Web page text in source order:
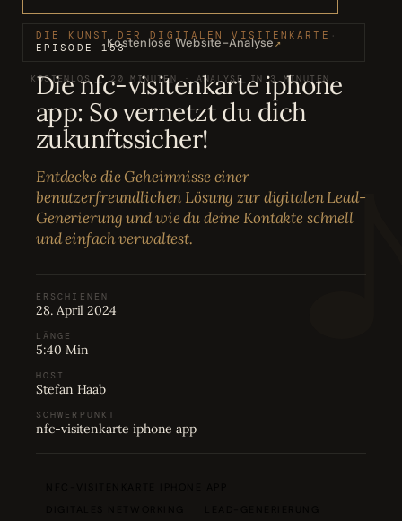
02 Bücher
Podcasts
04 Bewertungen
Karriere
Kostenlose Website-Analyse↗
KOSTENLOS · 20 MINUTEN · ANALYSE IN 3 MINUTEN
DIE KUNST DER DIGITALEN VISITENKARTE ·
EPISODE 153
Die nfc-visitenkarte iphone
app: So vernetzt du dich
zukunftssicher!
Entdecke die Geheimnisse einer
benutzerfreundlichen Lösung zur digitalen Lead-
Generierung und wie du deine Kontakte schnell
und einfach verwaltest.
ERSCHIENEN
28. April 2024
LÄNGE
5:40 Min
HOST
Stefan Haab
SCHWERPUNKT
nfc-visitenkarte iphone app